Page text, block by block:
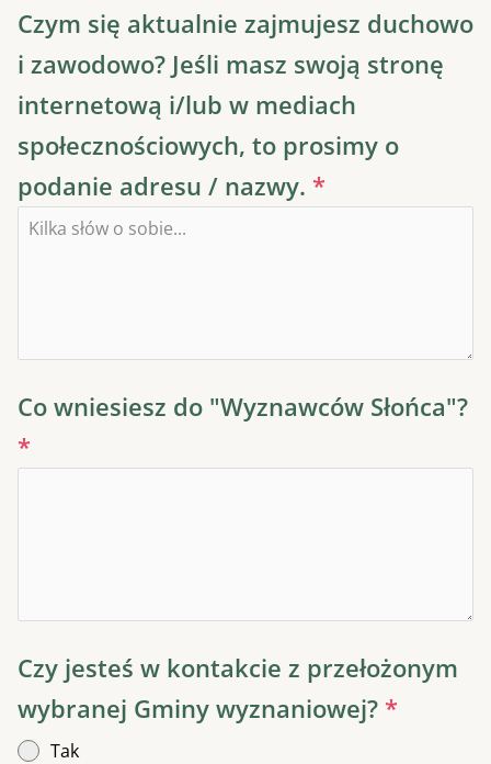
Czym się aktualnie zajmujesz duchowo
i zawodowo? Jeśli masz swoją stronę
internetową i/lub w mediach
społecznościowych, to prosimy o
podanie adresu / nazwy. *
Co wniesiesz do "Wyznawców Słońca"?
*
Czy jesteś w kontakcie z przełożonym
wybranej Gminy wyznaniowej? *
Tak